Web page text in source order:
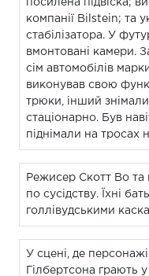
посилена підвіска;
компанії Bilstein; та
стабілізатора. У
вмонтовані камери.
сім автомобілів
виконував свою
трюки, інший знімали
стаціонарно. Був
піднімали на тросах
Режисер Скотт Во та
по сусідству. Їхні
голлівудськими
У сцені, де
Гілбертсона грають